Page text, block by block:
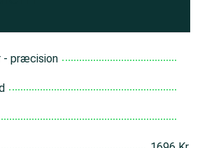
- præcision